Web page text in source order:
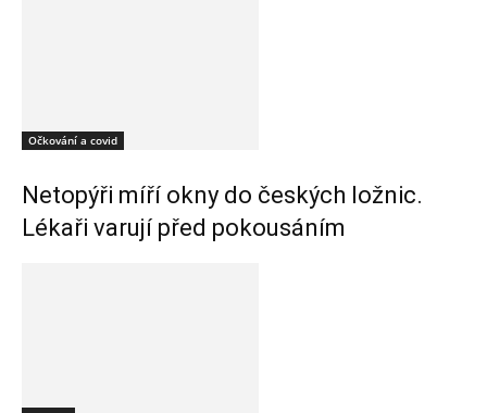
Očkování a covid
Netopýři míří okny do českých ložnic.
Lékaři varují před pokousáním